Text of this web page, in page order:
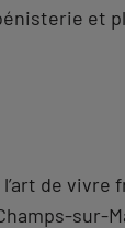
et
de vivre
sur-